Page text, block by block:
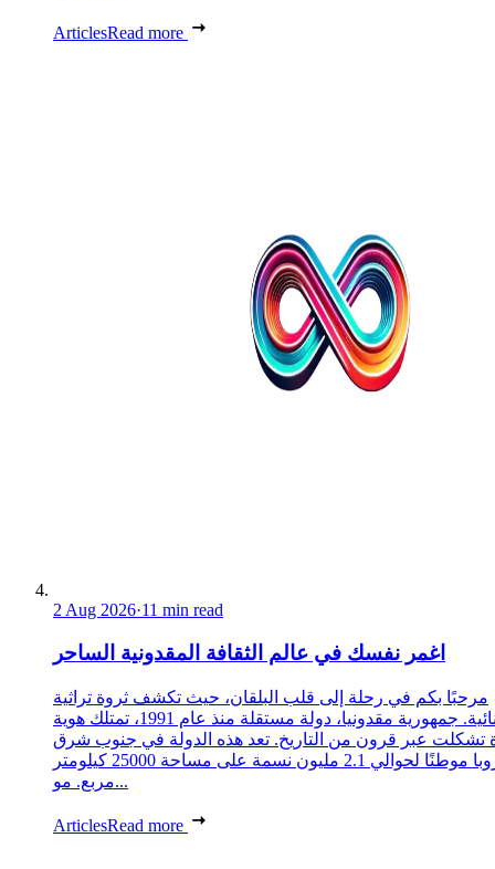
ArticlesRead more
2 Aug 2026·11 min read
اغمر نفسك في عالم الثقافة المقدونية الساحر
مرحبًا بكم في رحلة إلى قلب البلقان، حيث تكشف ثروة تراثية
استثنائية. جمهورية مقدونيا، دولة مستقلة منذ عام 1991، تمتلك هوية
تشكلت عبر قرون من التاريخ. تعد هذه الدولة في جنوب شرق
أوروبا موطنًا لحوالي 2.1 مليون نسمة على مساحة 25000 كيلومتر
مربع. مو...
ArticlesRead more